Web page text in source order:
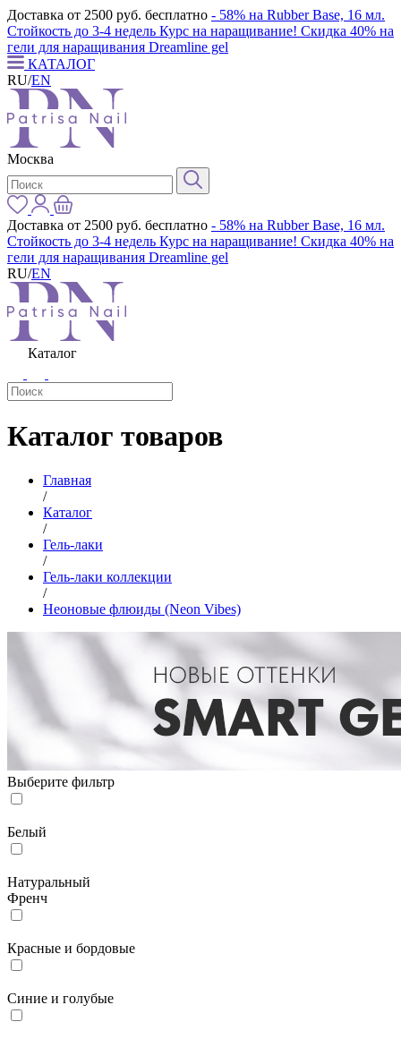
Доставка от 2500 руб. бесплатно - 58% на Rubber Base, 16 мл.
Стойкость до 3-4 недель Курс на наращивание! Скидка 40% на
гели для наращивания Dreamline gel
КАТАЛОГ
RU/EN
Москва
Доставка от 2500 руб. бесплатно - 58% на Rubber Base, 16 мл.
Стойкость до 3-4 недель Курс на наращивание! Скидка 40% на
гели для наращивания Dreamline gel
RU/EN
Каталог
Каталог товаров
Главная
/
Каталог
/
Гель-лаки
/
Гель-лаки коллекции
/
Неоновые флюиды (Neon Vibes)
Выберите фильтр
Белый
Натуральный
Френч
Красные и бордовые
Синие и голубые